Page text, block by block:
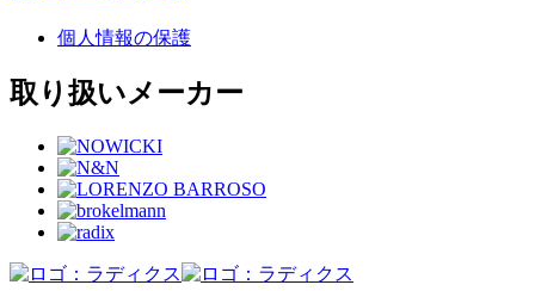
個人情報の保護
取り扱いメーカー